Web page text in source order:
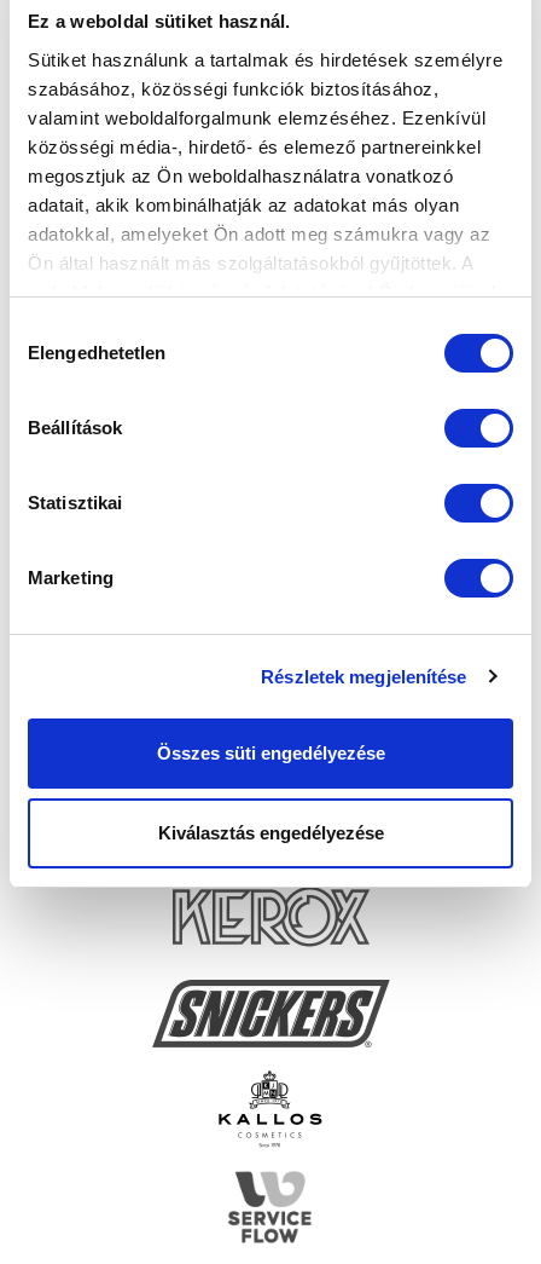
Ez a weboldal sütiket használ.
Sütiket használunk a tartalmak és hirdetések személyre
szabásához, közösségi funkciók biztosításához,
valamint weboldalforgalmunk elemzéséhez. Ezenkívül
közösségi média-, hirdető- és elemező partnereinkkel
megosztjuk az Ön weboldalhasználatra vonatkozó
adatait, akik kombinálhatják az adatokat más olyan
adatokkal, amelyeket Ön adott meg számukra vagy az
Ön által használt más szolgáltatásokból gyűjtöttek. A
weboldalon való böngészés folytatásával Ön hozzájárul a
kiválasztása
Elengedhetetlen
Beállítások
Statisztikai
Marketing
Részletek megjelenítése
Összes süti engedélyezése
Kiválasztás engedélyezése